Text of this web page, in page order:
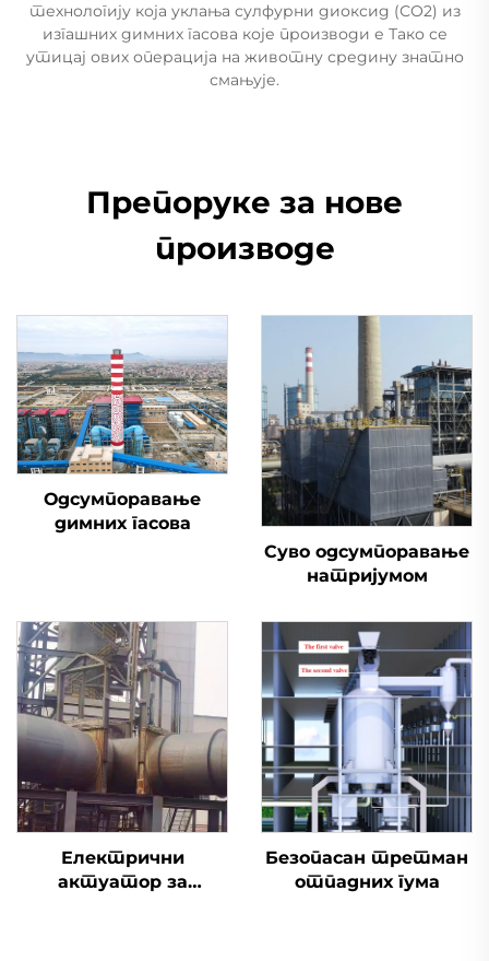
технологију која уклања сулфурни диоксид (СО2) из
изгашних димних гасова које производи е Тако се
утицај ових операција на животну средину знатно
смањује.
Препоруке за нове
производе
Одсумпоравање
димних гасова
Суво одсумпоравање
натријумом
Електрични
актуатор за
Безопасан третман
отпадних гума